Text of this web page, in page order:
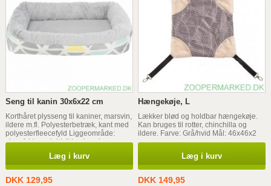
Seng til kanin 30x6x22 cm
Korthåret plysseng til kaniner, marsvin,
ildere m.fl. Polyesterbetræk, kant med
polyesterfleecefyld Liggeområde:
skumfyld og skridsikker bund
Læg i kurv
DKK 129,95
Hængekøje, L
Lækker blød og holdbar hængekøje.
Kan bruges til rotter, chinchilla og
ildere. Farve: Grå/hvid Mål: 46x46x2
cm
Læg i kurv
DKK 149,95